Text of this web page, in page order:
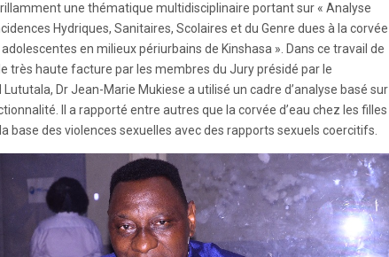
une thématique multidisciplinaire portant sur « Analyse
Hydriques, Sanitaires, Scolaires et du Genre dues à la corvée
en milieux périurbains de Kinshasa ». Dans ce travail de
très haute facture par les membres du Jury présidé par le
Dr Jean-Marie Mukiese a utilisé un cadre d’analyse basé sur
Il a rapporté entre autres que la corvée d’eau chez les filles
base des violences sexuelles avec des rapports sexuels coercitifs.